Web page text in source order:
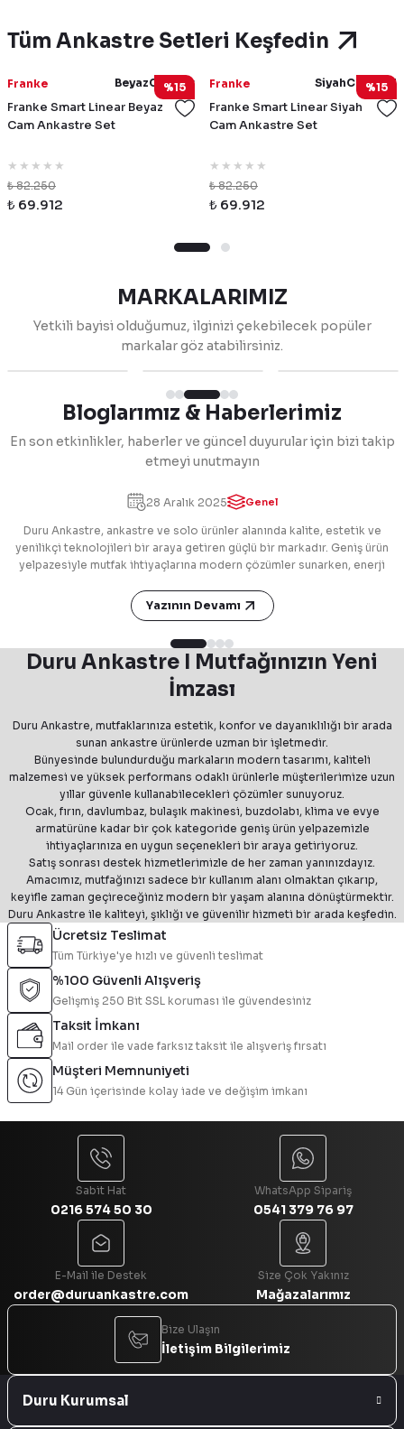
Tüm Ankastre Setleri Keşfedin
%15
Franke BeyazCamSet
Franke Smart Linear Beyaz
Cam Ankastre Set
₺ 82.250
₺ 69.912
%15
Franke SiyahCamSet1
Franke Smart Linear Siyah
Cam Ankastre Set
₺ 82.250
₺ 69.912
MARKALARIMIZ
Yetkili bayisi olduğumuz, ilginizi çekebilecek popüler
markalar göz atabilirsiniz.
Bloglarımız & Haberlerimiz
En son etkinlikler, haberler ve güncel duyurular için bizi takip
etmeyi unutmayın
28 Aralık 2025 Genel
Duru Ankastre, ankastre ve solo ürünler alanında kalite, estetik ve
yenilikçi teknolojileri bir araya getiren güçlü bir markadır. Geniş ürün
yelpazesiyle mutfak ihtiyaçlarına modern çözümler sunarken, enerji
destek, teknik servis hizmetleri ve müşteri memnuniyetine verdiği
önem sayesinde sektörde güvenilir bir konuma sahiptir. Müşteri odaklı
ve şık mutfak çözümleri sunmaya devam etmektedir.
Yazının Devamı
Duru Ankastre I Mutfağınızın Yeni
İmzası
Duru Ankastre, mutfaklarınıza estetik, konfor ve dayanıklılığı bir arada
sunan ankastre ürünlerde uzman bir işletmedir.
Bünyesinde bulundurduğu markaların modern tasarımı, kaliteli
malzemesi ve yüksek performans odaklı ürünlerle müşterilerimize uzun
yıllar güvenle kullanabilecekleri çözümler sunuyoruz.
Ocak, fırın, davlumbaz, bulaşık makinesi, buzdolabı, klima ve evye
armatürüne kadar bir çok kategoride geniş ürün yelpazemizle
ihtiyaçlarınıza en uygun seçenekleri bir araya getiriyoruz.
Satış sonrası destek hizmetlerimizle de her zaman yanınızdayız.
Amacımız, mutfağınızı sadece bir kullanım alanı olmaktan çıkarıp,
keyifle zaman geçireceğiniz modern bir yaşam alanına dönüştürmektir.
Duru Ankastre ile kaliteyi, şıklığı ve güvenilir hizmeti bir arada keşfedin.
Ücretsiz Teslimat
Tüm Türkiye'ye hızlı ve güvenli teslimat
%100 Güvenli Alışveriş
Gelişmiş 250 Bit SSL koruması ile güvendesiniz
Taksit İmkanı
Mail order ile vade farksız taksit ile alışveriş fırsatı
Müşteri Memnuniyeti
14 Gün içerisinde kolay iade ve değişim imkanı
Sabit Hat
0216 574 50 30
WhatsApp Sipariş
0541 379 76 97
E-Mail ile Destek
order@duruankastre.com
Size Çok Yakınız
Mağazalarımız
Bize Ulaşın
İletişim Bilgilerimiz
Duru Kurumsal